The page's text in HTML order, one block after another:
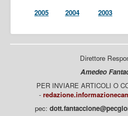
2005 2004 2003
Direttore
Amedeo
PER INVIARE ARTICOLI O
-
pec: